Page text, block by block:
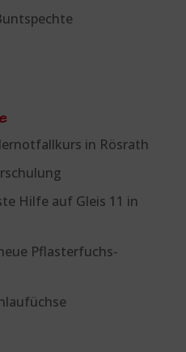
in Rösrath
Hilfe auf Gleis 11 in
Pflasterfuchs-